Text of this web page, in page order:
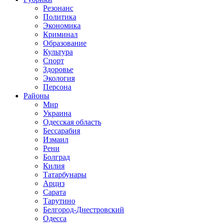
Резонанс
Политика
Экономика
Криминал
Образование
Культура
Спорт
Здоровье
Экология
Персона
Районы
Мир
Украина
Одесская область
Бессарабия
Измаил
Рени
Болград
Килия
Татарбунары
Арциз
Сарата
Тарутино
Белгород-Днестровский
Одесса